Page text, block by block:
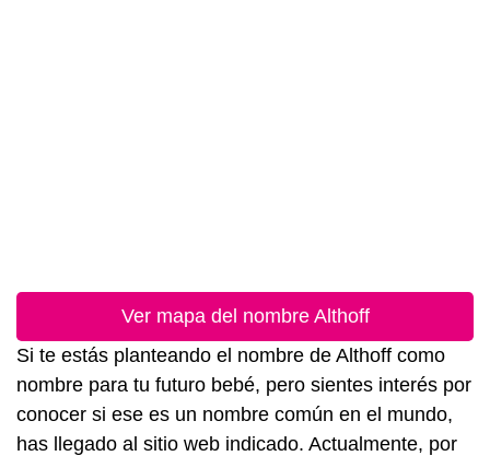
Ver mapa del nombre Althoff
Si te estás planteando el nombre de Althoff como
nombre para tu futuro bebé, pero sientes interés por
conocer si ese es un nombre común en el mundo,
has llegado al sitio web indicado. Actualmente, por